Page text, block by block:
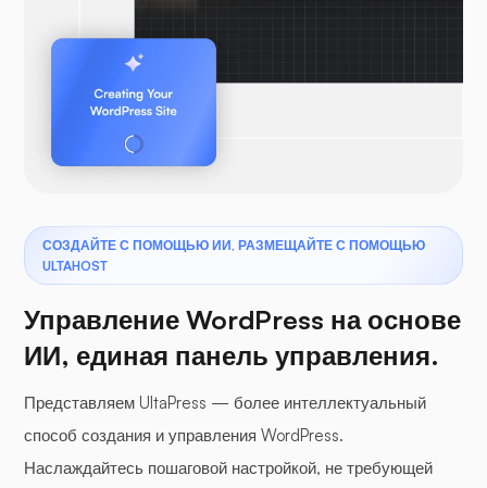
СОЗДАЙТЕ С ПОМОЩЬЮ ИИ, РАЗМЕЩАЙТЕ С ПОМОЩЬЮ
ULTAHOST
Управление WordPress на основе
ИИ, единая панель управления.
Представляем UltaPress — более интеллектуальный
способ создания и управления WordPress.
Наслаждайтесь пошаговой настройкой, не требующей